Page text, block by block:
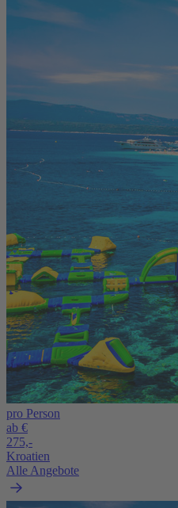
pro Person
ab €
275,-
Kroatien
Alle Angebote